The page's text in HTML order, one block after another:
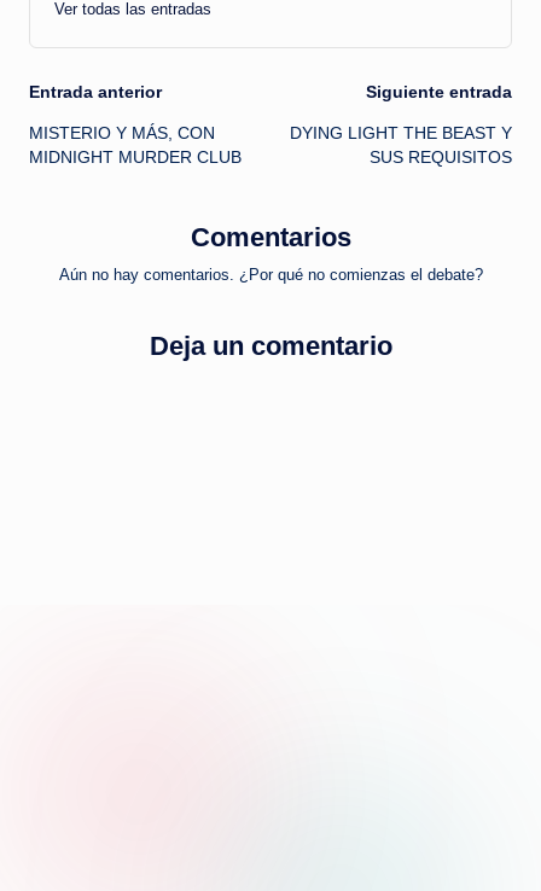
Ver todas las entradas
Navegación
de
Entrada anterior
MISTERIO Y MÁS, CON
MIDNIGHT MURDER CLUB
Siguiente entrada
DYING LIGHT THE BEAST Y
SUS REQUISITOS
Comentarios
Aún no hay comentarios. ¿Por qué no comienzas el debate?
Deja un comentario